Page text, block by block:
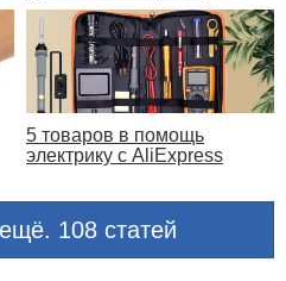
5 товаров в помощь
электрику с AliExpress
108 статей